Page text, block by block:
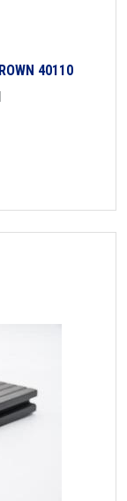
40110